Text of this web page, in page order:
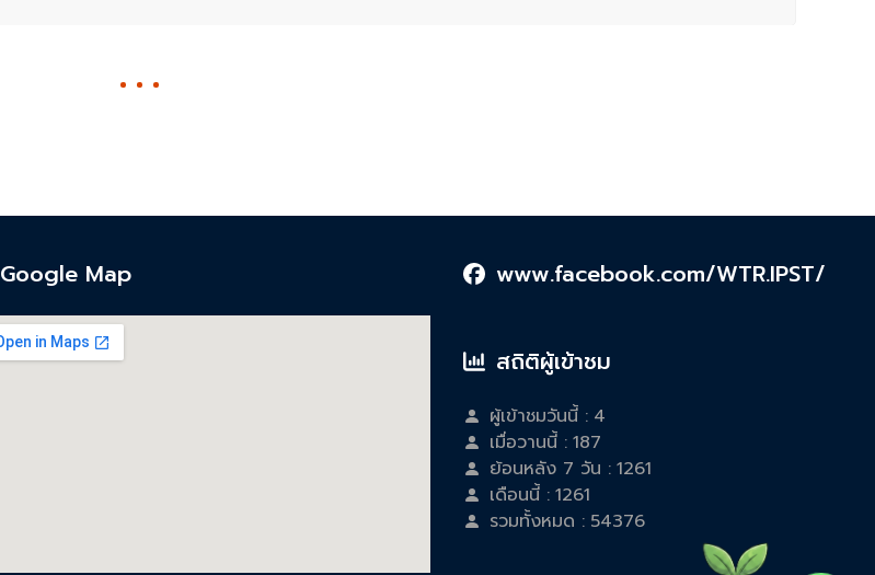
Google Map www.facebook.com/WTR.IPST/
สถิติผู้เข้าชม
ผู้เข้าชมวันนี้ : 4
เมื่อวานนี้ : 187
ย้อนหลัง 7 วัน : 1261
เดือนนี้ : 1261
รวมทั้งหมด : 54376